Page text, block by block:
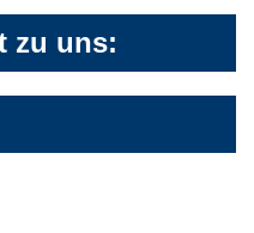
zu uns: